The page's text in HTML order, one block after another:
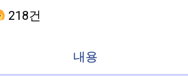
218건
내용